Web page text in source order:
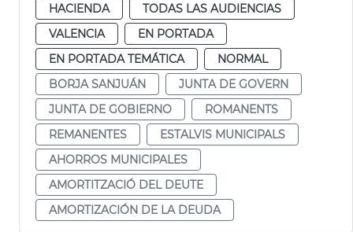
HACIENDA
TODAS LAS AUDIENCIAS
VALENCIA
EN PORTADA
EN PORTADA TEMÁTICA
NORMAL
BORJA SANJUÁN
JUNTA DE GOVERN
JUNTA DE GOBIERNO
ROMANENTS
REMANENTES
ESTALVIS MUNICIPALS
AHORROS MUNICIPALES
AMORTITZACIÓ DEL DEUTE
AMORTIZACIÓN DE LA DEUDA